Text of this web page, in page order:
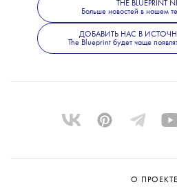
международные
женском теннисе)
THE BLUEPRINT
Больше новостей в нашем
ДОБАВИТЬ НАС В
The Blueprint будет чаще
О ПРОЕКТЕ